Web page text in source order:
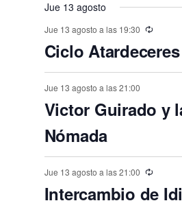
o
s
,
,
Jue 13 agosto
Jue 13 agosto a las 19:30
Ciclo Atardeceres
Jue 13 agosto a las 21:00
Victor Guirado y
Nómada
Jue 13 agosto a las 21:00
Intercambio de